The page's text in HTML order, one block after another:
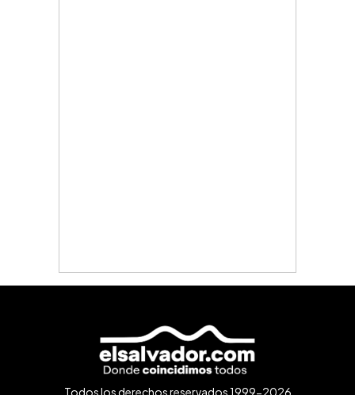
Todos los derechos reservados 1999-2026